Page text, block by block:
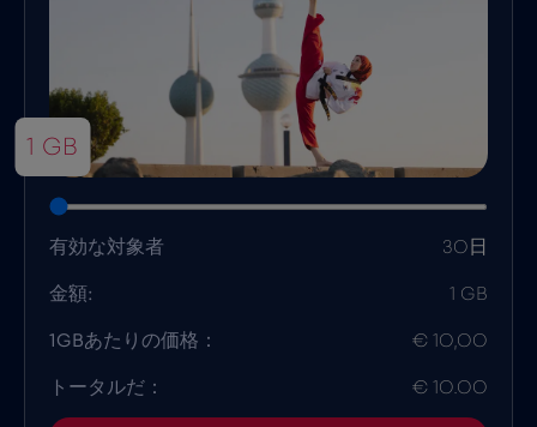
1 GB
有効な対象者 30日
金額: 1 GB
1GBあたりの価格： € 10,00
トータルだ： € 10.00